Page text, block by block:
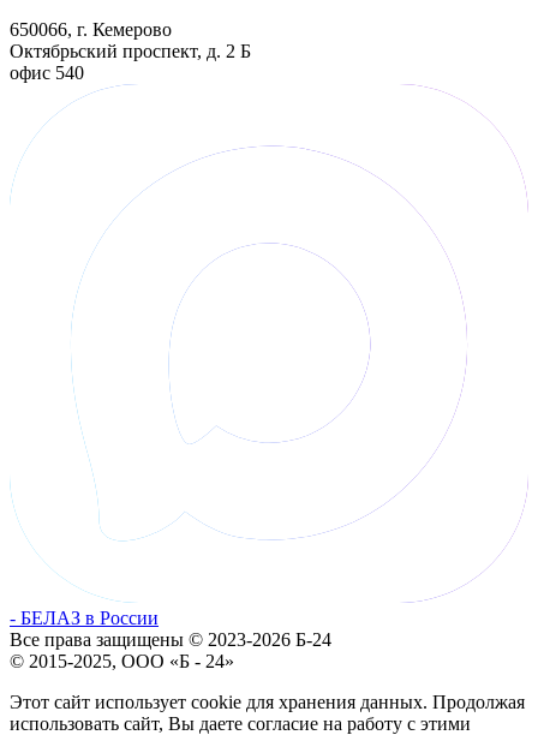
650066, г. Кемерово
Октябрьский проспект, д. 2 Б
офис 540
- БЕЛАЗ в России
Все права защищены © 2023-2026 Б-24
© 2015-2025, ООО «Б - 24»
Этот сайт использует cookie для хранения данных. Продолжая
использовать сайт, Вы даете согласие на работу с этими